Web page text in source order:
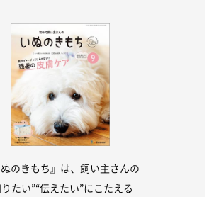
どのBGMを流しておくのがおすすめ。外か
くくなり、犬のムダ吠えを防ぎやすくなりま
理解して対処し困りごとを減らしましょう。
チュエーション別の対処法を試してみてくだ
ち」2020年5月号『吠え、そそう、食フ
ぬのきもち』は、飼い主さんの
りたい”“伝えたい”にこたえる